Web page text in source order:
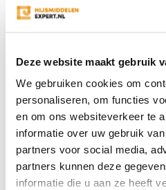
Deze website maakt gebruik
We gebruiken cookies om
personaliseren, om functies
en om ons websiteverkeer te
informatie over uw gebruik
partners voor social media,
partners kunnen deze
informatie die u aan ze heeft
Specificaties
Reviews
Delen